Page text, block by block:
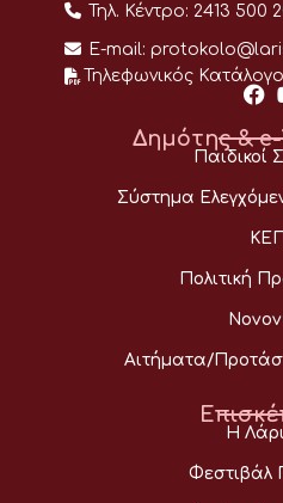
Τηλ. Κέντρο: 2413 500
E-mail:
Τηλεφωνικός
Δημότης &
Παιδικοί
Σύστημα
ΚΕΠ
Πολιτική
Αιτήματα/
Η
Φεστιβάλ